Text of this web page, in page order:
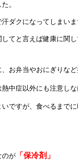
。
ダクになってしまいま
てと言えば健康に関
お弁当やおにぎりな
中症以外にも注意し
ですが、食べるまで
のが 「保冷剤」